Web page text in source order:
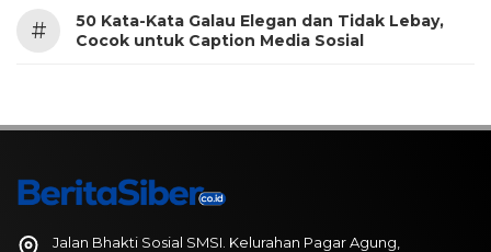
#
50 Kata-Kata Galau Elegan dan Tidak Lebay,
Cocok untuk Caption Media Sosial
Jalan Bhakti Sosial SMSI. Kelurahan Pagar Agung,